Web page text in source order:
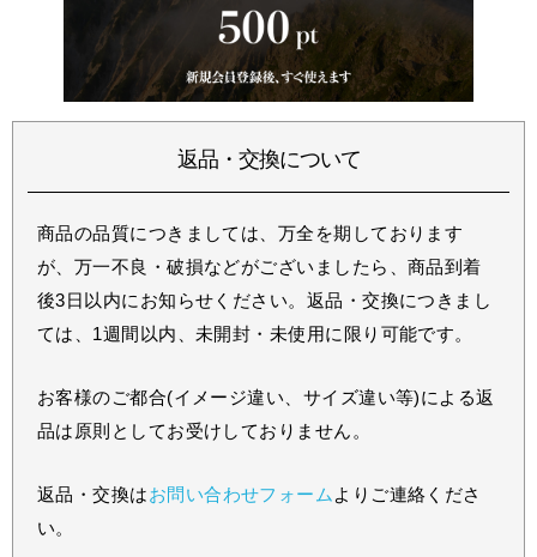
返品・交換について
商品の品質につきましては、万全を期しております
が、万一不良・破損などがございましたら、商品到着
後3日以内にお知らせください。返品・交換につきまし
ては、1週間以内、未開封・未使用に限り可能です。
お客様のご都合(イメージ違い、サイズ違い等)による返
品は原則としてお受けしておりません。
返品・交換はお問い合わせフォーム よりご連絡くださ
い。